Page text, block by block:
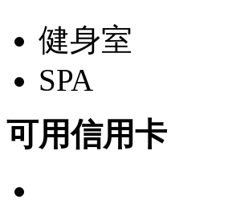
健身室
SPA
可用信用卡